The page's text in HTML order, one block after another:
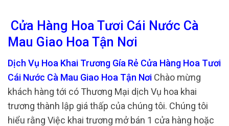
Cửa Hàng Hoa Tươi Cái Nước Cà
Mau Giao Hoa Tận Nơi
Dịch Vụ Hoa Khai Trương Gía Rẻ Cửa Hàng Hoa Tươi
Cái Nước Cà Mau Giao Hoa Tận Nơi Chào mừng
khách hàng tới có Thương Mại dịch Vụ hoa khai
trương thành lập giá thấp của chúng tôi. Chúng tôi
hiểu rằng Việc khai trương mở bán 1 cửa hàng hoặc